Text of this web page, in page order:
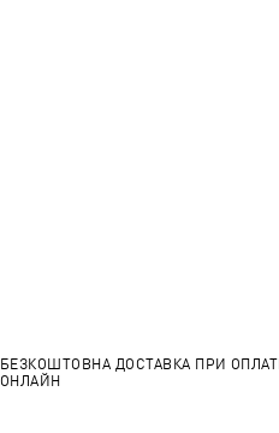
БЕЗКОШТОВНА ДОСТАВКА ПРИ ОПЛАТІ
ОНЛАЙН